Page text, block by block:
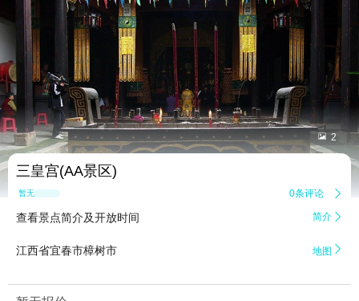
 2
三皇宫(AA景区)
暂无点评 0条评论 
查看景点简介及开放时间 简介 
江西省宜春市樟树市 地图 
